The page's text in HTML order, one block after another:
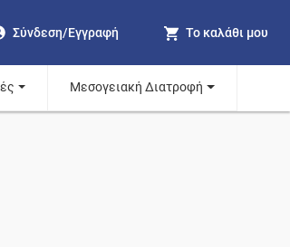
Σύνδεση/Εγγραφή Το καλάθι μου
Μεσογειακή Διατροφή